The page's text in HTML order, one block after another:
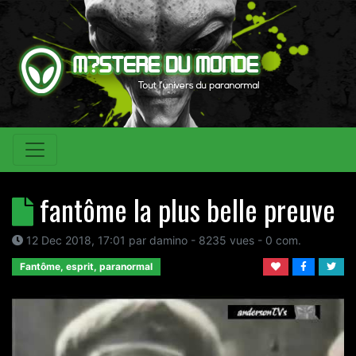
fantôme la plus belle preuve
12 Dec 2018, 17:01 par damino - 8235 vues - 0 com.
Fantôme, esprit, paranormal